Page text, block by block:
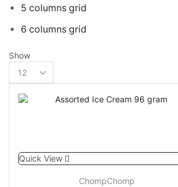
5 columns grid
6 columns grid
Show
Products
per
Quick View
ChompChomp